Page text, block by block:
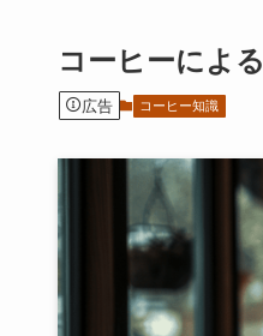
コーヒーによ
広告 コーヒー知識